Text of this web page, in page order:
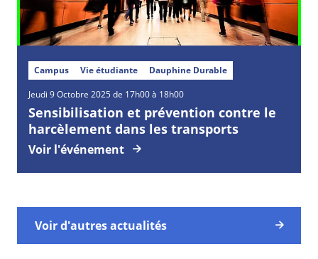
Campus Vie étudiante Dauphine Durable
Jeudi 9Octobre 2025 de 17h00 à 18h00
Sensibilisation et prévention contre le
harcèlement dans les transports
Voir l'événement
Voir d'autres actualités